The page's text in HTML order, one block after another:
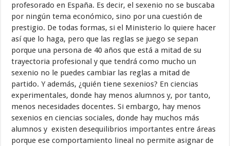
profesorado en España. Es decir, el sexenio no se buscaba
por ningún tema económico, sino por una cuestión de
prestigio. De todas formas, si el Ministerio lo quiere hacer
así que lo haga, pero que las reglas se juego se sepan
porque una persona de 40 años que está a mitad de su
trayectoria profesional y que tendrá como mucho un
sexenio no le puedes cambiar las reglas a mitad de
partido. Y además, ¿quién tiene sexenios? En ciencias
experimentales, donde hay menos alumnos y, por tanto,
menos necesidades docentes. Si embargo, hay menos
sexenios en ciencias sociales, donde hay muchos más
alumnos y existen desequilibrios importantes entre áreas
porque ese comportamiento lineal no permite asignar de